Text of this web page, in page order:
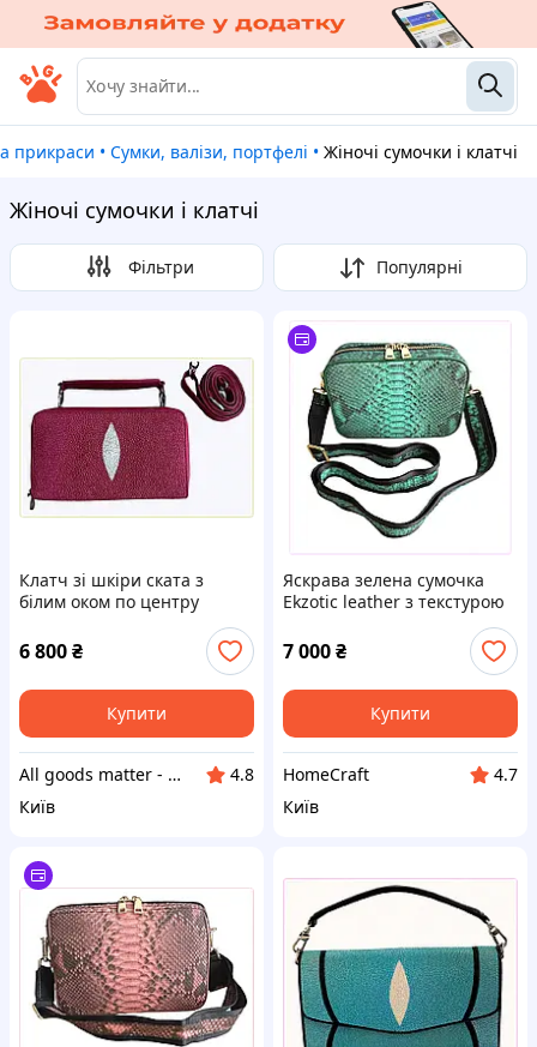
прикраси • Сумки, валізи, портфелі • Жіночі сумочки і клатчі
Жіночі сумочки і клатчі
Фільтри Популярні
Клатч зі шкіри ската з
білим оком по центру
6 800₴
Купити
All goods matter - актуальные товары на каждый день
4.8
Київ
Яскрава зелена сумочка
Ekzotic leather з текстурою
7 000₴
Купити
HomeCraft
4.7
Київ